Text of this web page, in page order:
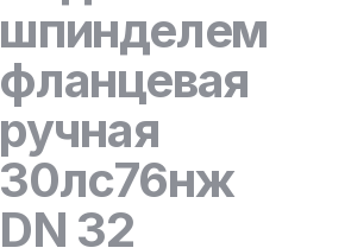
шпинделем
фланцевая
ручная
30лс76нж
DN 32